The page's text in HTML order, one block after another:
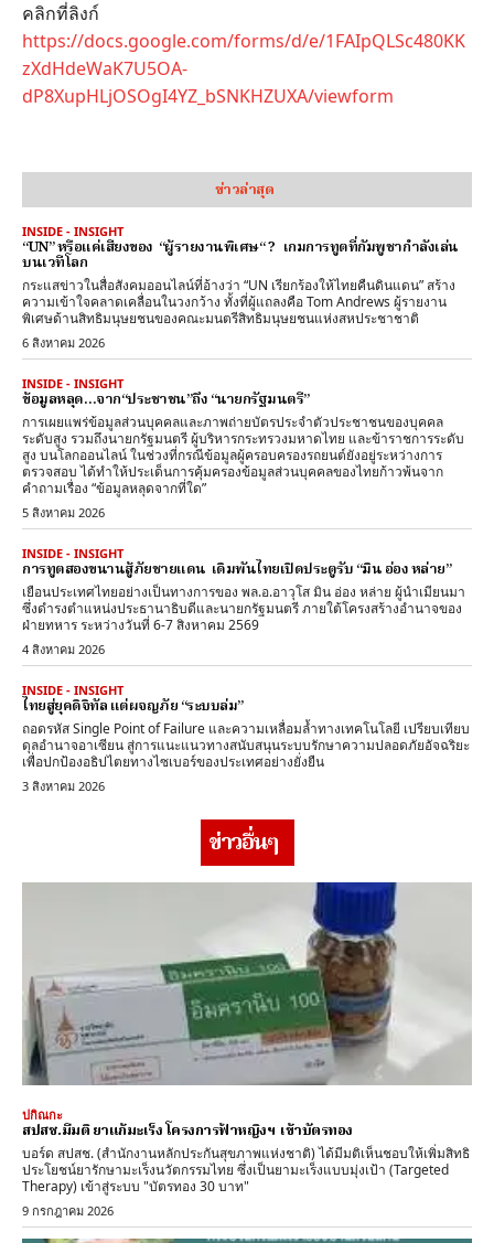
คลิกที่ลิงก์
https://docs.google.com/forms/d/e/1FAIpQLSc480KK
zXdHdeWaK7U5OA-
dP8XupHLjOSOgI4YZ_bSNKHZUXA/viewform
ข่าวล่าสุด
INSIDE - INSIGHT
“UN” หรือแค่เสียงของ “ผู้รายงานพิเศษ“ ? เกมการทูตที่กัมพูชากำลังเล่น
บนเวทีโลก
กระแสข่าวในสื่อสังคมออนไลน์ที่อ้างว่า “UN เรียกร้องให้ไทยคืนดินแดน” สร้าง
ความเข้าใจคลาดเคลื่อนในวงกว้าง ทั้งที่ผู้แถลงคือ Tom Andrews ผู้รายงาน
พิเศษด้านสิทธิมนุษยชนของคณะมนตรีสิทธิมนุษยชนแห่งสหประชาชาติ
6 สิงหาคม 2026
INSIDE - INSIGHT
ข้อมูลหลุด…จาก“ประชาชน”ถึง “นายกรัฐมนตรี”
การเผยแพร่ข้อมูลส่วนบุคคลและภาพถ่ายบัตรประจำตัวประชาชนของบุคคล
ระดับสูง รวมถึงนายกรัฐมนตรี ผู้บริหารกระทรวงมหาดไทย และข้าราชการระดับ
สูง บนโลกออนไลน์ ในช่วงที่กรณีข้อมูลผู้ครอบครองรถยนต์ยังอยู่ระหว่างการ
ตรวจสอบ ได้ทำให้ประเด็นการคุ้มครองข้อมูลส่วนบุคคลของไทยก้าวพ้นจาก
คำถามเรื่อง “ข้อมูลหลุดจากที่ใด”
5 สิงหาคม 2026
INSIDE - INSIGHT
การทูตสองขนานสู้ภัยชายแดน เดิมพันไทยเปิดประตูรับ “มิน อ่อง หล่าย”
เยือนประเทศไทยอย่างเป็นทางการของ พล.อ.อาวุโส มิน อ่อง หล่าย ผู้นำเมียนมา
ซึ่งดำรงตำแหน่งประธานาธิบดีและนายกรัฐมนตรี ภายใต้โครงสร้างอำนาจของ
ฝ่ายทหาร ระหว่างวันที่ 6-7 สิงหาคม 2569
4 สิงหาคม 2026
INSIDE - INSIGHT
ไทยสู่ยุคดิจิทัล แต่ผจญภัย “ระบบล่ม”
ถอดรหัส Single Point of Failure และความเหลื่อมล้ำทางเทคโนโลยี เปรียบเทียบ
ดุลอำนาจอาเซียน สู่การแนะแนวทางสนับสนุนระบบรักษาความปลอดภัยอัจฉริยะ
เพื่อปกป้องอธิปไตยทางไซเบอร์ของประเทศอย่างยั่งยืน
3 สิงหาคม 2026
ข่าวอื่นๆ
ปกิณกะ
สปสช.มีมติ ยาแก้มะเร็ง โครงการฟ้าหญิงฯ เข้าบัตรทอง
บอร์ด สปสช. (สำนักงานหลักประกันสุขภาพแห่งชาติ) ได้มีมติเห็นชอบให้เพิ่มสิทธิ
ประโยชน์ยารักษามะเร็งนวัตกรรมไทย ซึ่งเป็นยามะเร็งแบบมุ่งเป้า (Targeted
Therapy) เข้าสู่ระบบ "บัตรทอง 30 บาท"
9 กรกฎาคม 2026